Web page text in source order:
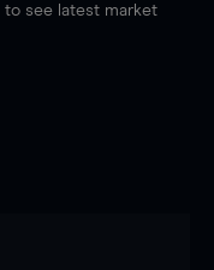
to see latest market